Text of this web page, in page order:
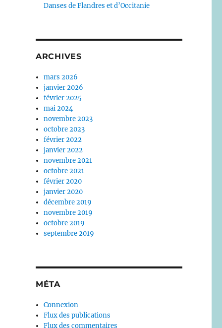
Danses de Flandres et d’Occitanie
ARCHIVES
mars 2026
janvier 2026
février 2025
mai 2024
novembre 2023
octobre 2023
février 2022
janvier 2022
novembre 2021
octobre 2021
février 2020
janvier 2020
décembre 2019
novembre 2019
octobre 2019
septembre 2019
MÉTA
Connexion
Flux des publications
Flux des commentaires